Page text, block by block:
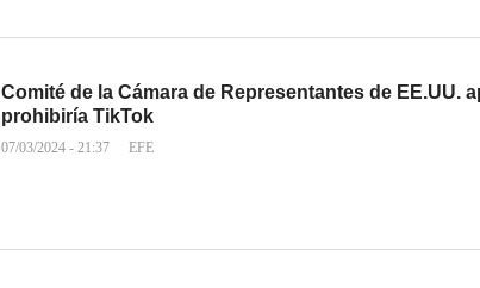
Comité de la Cámara de Representantes de EE.UU.
prohibiría TikTok
07/03/2024 - 21:37 EFE